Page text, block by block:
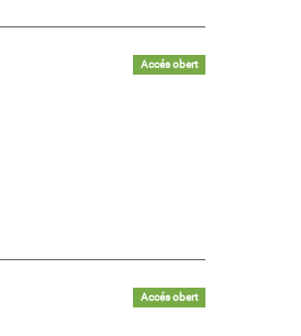
Accés obert
Accés obert